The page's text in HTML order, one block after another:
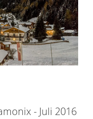
- Juli 2016